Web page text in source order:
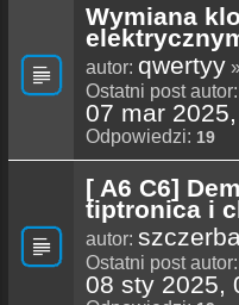
Wymiana
autor: qwertyy
Ostatni post autor:
07 mar
Odpowiedzi: 19
[ A6 C6]
tiptronica i
autor:
Ostatni post autor:
08 sty 2025,